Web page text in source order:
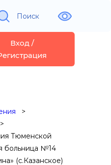
Поиск
Вход /
Тюменской
больница №14
(с.Казанское)